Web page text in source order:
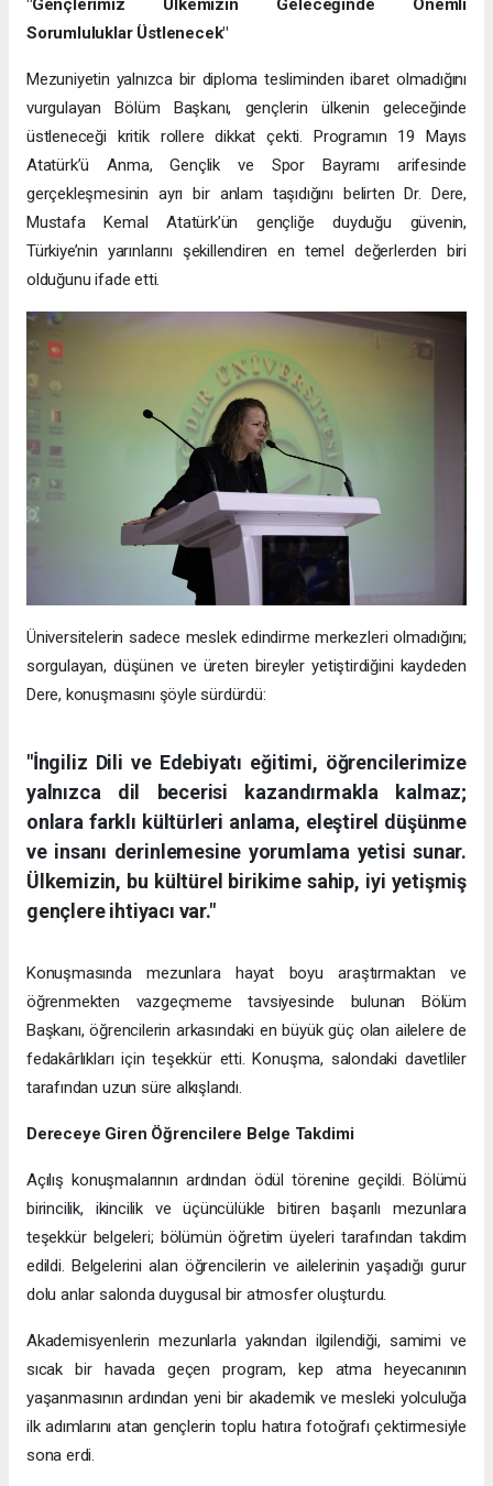
"Gençlerimiz Ülkemizin Geleceğinde Önemli
Sorumluluklar Üstlenecek"
Mezuniyetin yalnızca bir diploma tesliminden ibaret olmadığını
vurgulayan Bölüm Başkanı, gençlerin ülkenin geleceğinde
üstleneceği kritik rollere dikkat çekti. Programın 19 Mayıs
Atatürk’ü Anma, Gençlik ve Spor Bayramı arifesinde
gerçekleşmesinin ayrı bir anlam taşıdığını belirten Dr. Dere,
Mustafa Kemal Atatürk’ün gençliğe duyduğu güvenin,
Türkiye’nin yarınlarını şekillendiren en temel değerlerden biri
olduğunu ifade etti.
Üniversitelerin sadece meslek edindirme merkezleri olmadığını;
sorgulayan, düşünen ve üreten bireyler yetiştirdiğini kaydeden
Dere, konuşmasını şöyle sürdürdü:
"İngiliz Dili ve Edebiyatı eğitimi, öğrencilerimize
yalnızca dil becerisi kazandırmakla kalmaz;
onlara farklı kültürleri anlama, eleştirel düşünme
ve insanı derinlemesine yorumlama yetisi sunar.
Ülkemizin, bu kültürel birikime sahip, iyi yetişmiş
gençlere ihtiyacı var."
Konuşmasında mezunlara hayat boyu araştırmaktan ve
öğrenmekten vazgeçmeme tavsiyesinde bulunan Bölüm
Başkanı, öğrencilerin arkasındaki en büyük güç olan ailelere de
fedakârlıkları için teşekkür etti. Konuşma, salondaki davetliler
tarafından uzun süre alkışlandı.
Dereceye Giren Öğrencilere Belge Takdimi
Açılış konuşmalarının ardından ödül törenine geçildi. Bölümü
birincilik, ikincilik ve üçüncülükle bitiren başarılı mezunlara
teşekkür belgeleri; bölümün öğretim üyeleri tarafından takdim
edildi. Belgelerini alan öğrencilerin ve ailelerinin yaşadığı gurur
dolu anlar salonda duygusal bir atmosfer oluşturdu.
Akademisyenlerin mezunlarla yakından ilgilendiği, samimi ve
sıcak bir havada geçen program, kep atma heyecanının
yaşanmasının ardından yeni bir akademik ve mesleki yolculuğa
ilk adımlarını atan gençlerin toplu hatıra fotoğrafı çektirmesiyle
sona erdi.